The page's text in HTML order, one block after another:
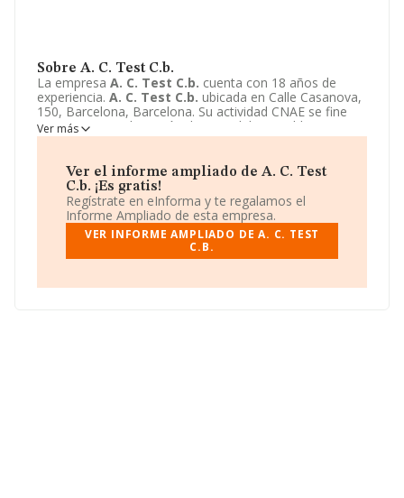
Sobre A. C. Test C.b.
La empresa A. C. Test C.b. cuenta con 18 años de
experiencia. A. C. Test C.b. ubicada en Calle Casanova,
150, Barcelona, Barcelona. Su actividad CNAE se fine
como 2732 - Fabricación de otros hilos y cables
electrónicos y eléctricos. El modelo de sociedad deA. C.
Ver más
Ver el informe ampliado de A. C. Test
C.b. ¡Es gratis!
Regístrate en eInforma y te regalamos el
Informe Ampliado de esta empresa.
VER INFORME AMPLIADO DE A. C. TEST
C.B.